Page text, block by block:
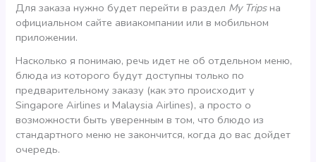
Для заказа нужно будет перейти в раздел My Tripsна
официальном сайте авиакомпании или в мобильном
приложении.
Насколько я понимаю, речь идет не об отдельном меню,
блюда из которого будут доступны только по
предварительному заказу (как это происходит у
Singapore Airlines и Malaysia Airlines), а просто о
возможности быть уверенным в том, что блюдо из
стандартного меню не закончится, когда до вас дойдет
очередь.